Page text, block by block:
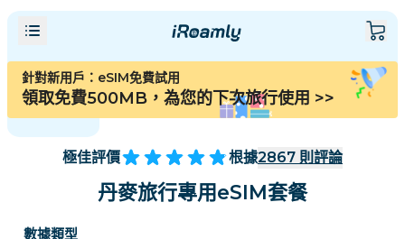
針對新用戶：eSIM免費試用
領取免費500MB，為您的下次旅行使用 >>
極佳評價 根據2867 則評論
丹麥旅行專用eSIM套餐
數據類型